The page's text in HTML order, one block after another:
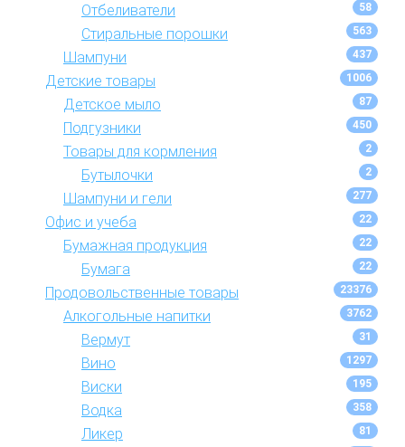
Отбеливатели 58
Стиральные порошки 563
Шампуни 437
Детские товары 1006
Детское мыло 87
Подгузники 450
Товары для кормления 2
Бутылочки 2
Шампуни и гели 277
Офис и учеба 22
Бумажная продукция 22
Бумага 22
Продовольственные товары 23376
Алкогольные напитки 3762
Вермут 31
Вино 1297
Виски 195
Водка 358
Ликер 81